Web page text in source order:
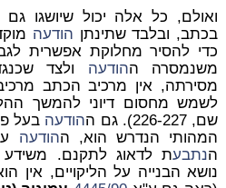
ואולם, כל אלה יכול שיושגו
בכתב, ובלבד שתינתן הודעה
כדי להסיר מחלוקת אפשרית
משנמסרה ההודעה ולצד
מסירתה, אין מרכיב הכתב
לשמש מחסום דיוני להמשך
שם, 226-227). גם ה
הודעה בעל
המהותי הנדרש הוא, ההודעה
הנתבעת לדאוג לתקנם.
נושא הבנייה על הליקויים, אין